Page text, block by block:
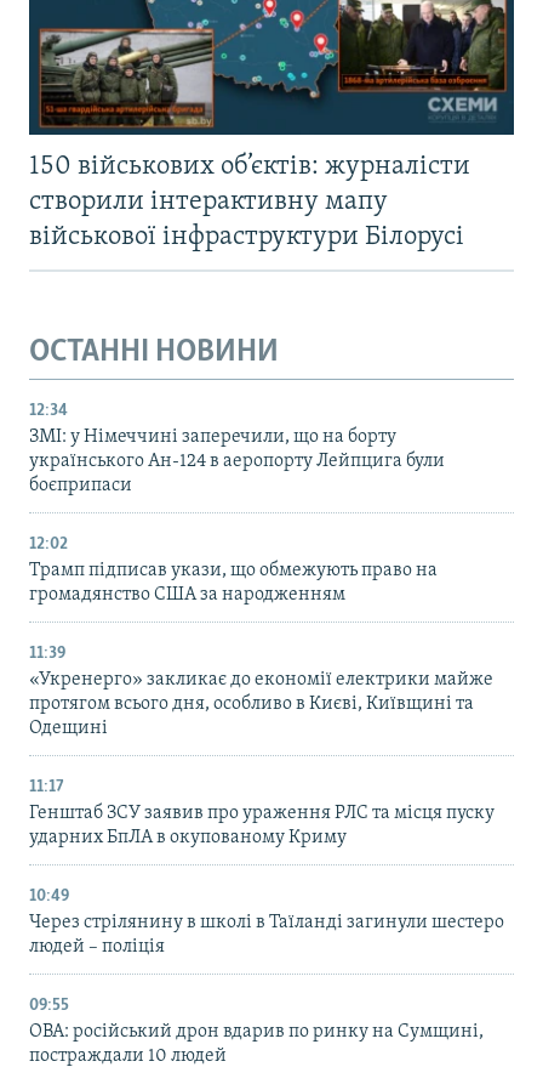
150 військових об’єктів: журналісти
створили інтерактивну мапу
військової інфраструктури Білорусі
ОСТАННІ НОВИНИ
12:34
ЗМІ: у Німеччині заперечили, що на борту
українського Ан-124 в аеропорту Лейпцига були
боєприпаси
12:02
Трамп підписав укази, що обмежують право на
громадянство США за народженням
11:39
«Укренерго» закликає до економії електрики майже
протягом всього дня, особливо в Києві, Київщині та
Одещині
11:17
Генштаб ЗСУ заявив про ураження РЛС та місця пуску
ударних БпЛА в окупованому Криму
10:49
Через стрілянину в школі в Таїланді загинули шестеро
людей – поліція
09:55
ОВА: російський дрон вдарив по ринку на Сумщині,
постраждали 10 людей